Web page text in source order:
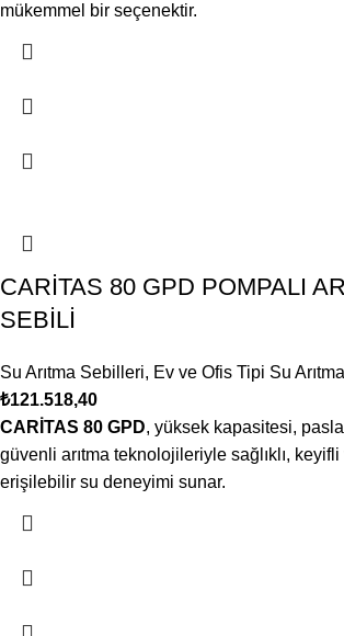
mükemmel bir seçenektir.
CARİTAS 80 GPD POMPALI
SEBİLİ
Su Arıtma Sebilleri, Ev ve Ofis Tipi Su
₺121.518,40
CARİTAS 80 GPD, yüksek kapasitesi,
güvenli arıtma teknolojileriyle sağlıklı,
erişilebilir su deneyimi sunar.